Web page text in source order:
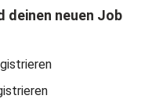
deinen neuen Job